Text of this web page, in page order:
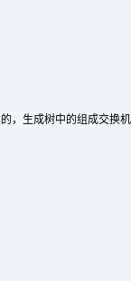
，生成树中的组成交换